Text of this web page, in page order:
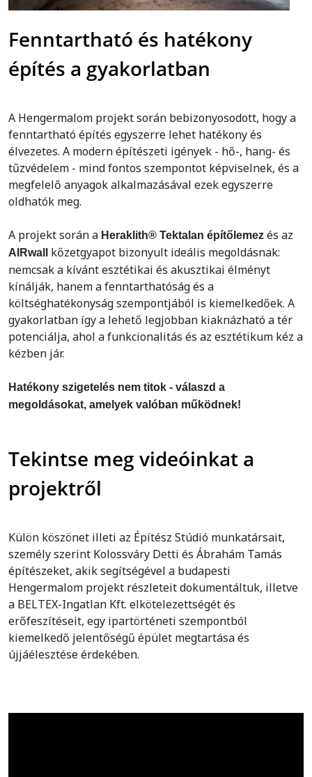
Fenntartható és hatékony
építés a gyakorlatban
A Hengermalom projekt során bebizonyosodott, hogy a
fenntartható építés egyszerre lehet hatékony és
élvezetes. A modern építészeti igények - hő-, hang- és
tűzvédelem - mind fontos szempontot képviselnek, és a
megfelelő anyagok alkalmazásával ezek egyszerre
oldhatók meg.
A projekt során a Heraklith® Tektalan építőlemez és az
AIRwall
kőzetgyapot bizonyult ideális megoldásnak:
nemcsak a kívánt esztétikai és akusztikai élményt
kínálják, hanem a fenntarthatóság és a
költséghatékonyság szempontjából is kiemelkedőek. A
gyakorlatban így a lehető legjobban kiaknázható a tér
potenciálja, ahol a funkcionalitás és az esztétikum kéz a
kézben jár.
Hatékony szigetelés nem titok - válaszd a
megoldásokat, amelyek valóban működnek!
Tekintse meg videóinkat a
projektről
Külön köszönet illeti az Építész Stúdió munkatársait,
személy szerint Kolossváry Detti és Ábrahám Tamás
építészeket, akik segítségével a budapesti
Hengermalom projekt részleteit dokumentáltuk, illetve
a BELTEX-Ingatlan Kft. elkötelezettségét és
erőfeszítéseit, egy ipartörténeti szempontból
kiemelkedő jelentőségű épület megtartása és
újjáélesztése érdekében.